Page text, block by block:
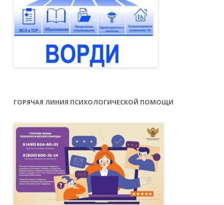
ГОРЯЧАЯ ЛИНИЯ ПСИХОЛОГИЧЕСКОЙ ПОМОЩИ